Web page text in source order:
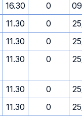
16.30 0
11.30 0
11.30 0
11.30 0
11.30 0
11.30 0